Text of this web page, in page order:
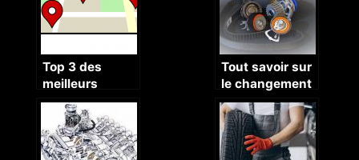
Top 3 des
meilleurs
applications
GPS gratuites
Tout savoir sur
le changement
de la courroie
de districution
de la Peugeot
207